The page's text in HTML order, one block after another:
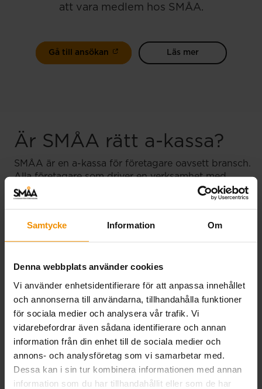
Samtycke Information Om
Denna webbplats använder cookies
Vi använder enhetsidentifierare för att anpassa innehållet
och annonserna till användarna, tillhandahålla funktioner
för sociala medier och analysera vår trafik. Vi
vidarebefordrar även sådana identifierare och annan
information från din enhet till de sociala medier och
annons- och analysföretag som vi samarbetar med.
Dessa kan i sin tur kombinera informationen med annan
information som du har tillhandahållit eller som de har
att vara medlem hos SMÅA.
Gå till ansökan Läs mer
Är SMÅA rätt a-kassa?
SMÅA är en a-kassa för företagare oavsett bransch.
Alla företagare som driver en verksamhet med
mellan 0-249 anställda är välkomna att bli
medlemmar i SMÅA.
Det innebär du som butiks- eller caféägare kan gå
Vanliga frågor om a-kassa för
café- och butiksägare
Kan jag ha a-kassa som butiks- eller
caféägare?